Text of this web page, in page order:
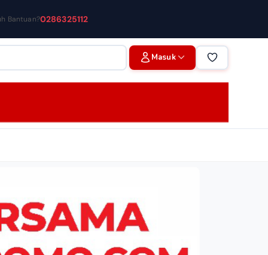
Bantuan?0286325112
Masuk